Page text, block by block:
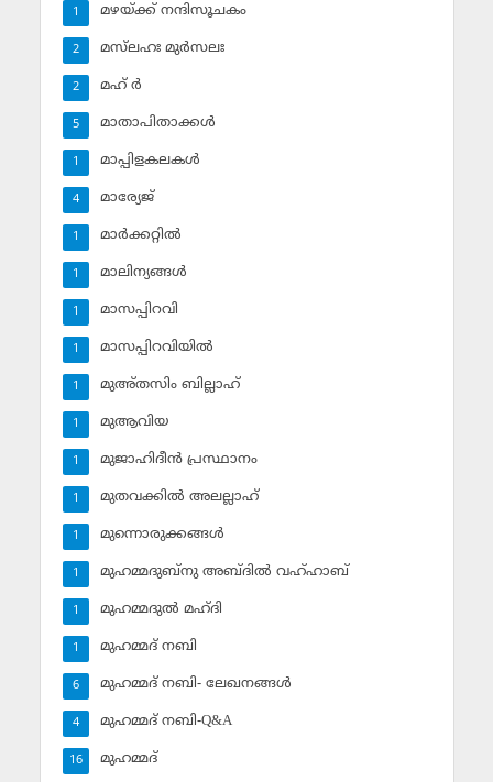
മഴയ്ക്ക് നന്ദിസൂചകം
1
മസ്‌ലഹഃ മുര്‍സലഃ
2
മഹ് ര്‍
2
മാതാപിതാക്കള്‍
5
മാപ്പിളകലകള്‍
1
മാര്യേജ്
4
മാര്‍ക്കറ്റില്‍
1
മാലിന്യങ്ങള്‍
1
മാസപ്പിറവി
1
മാസപ്പിറവിയില്‍
1
മുഅ്തസിം ബില്ലാഹ്
1
മുആവിയ
1
മുജാഹിദീന്‍ പ്രസ്ഥാനം
1
മുതവക്കില്‍ അലല്ലാഹ്
1
മുന്നൊരുക്കങ്ങള്‍
1
മുഹമ്മദുബ്‌നു അബ്ദില്‍ വഹ്ഹാബ്
1
മുഹമ്മദുല്‍ മഹ്ദി
1
മുഹമ്മദ് നബി
1
മുഹമ്മദ് നബി- ലേഖനങ്ങള്‍
6
മുഹമ്മദ് നബി-Q&A
4
മുഹമ്മദ്‌
16